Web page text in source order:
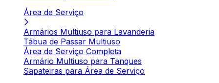
Área de Serviço
Armários Multiuso para Lavanderia
Tábua de Passar Multiuso
Área de Serviço Completa
Armário Multiuso para Tanques
Sapateiras para Área de Serviço